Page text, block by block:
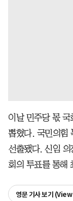
이날 민주당 몫 국
뽑혔다. 국민의힘
선출됐다. 신임
회의 투표를 통해
영문 기사 보기